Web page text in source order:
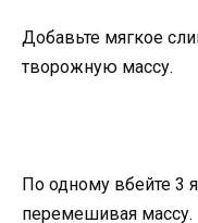
Добавьте мягкое
творожную массу.
По одному вбейте 3
перемешивая массу.